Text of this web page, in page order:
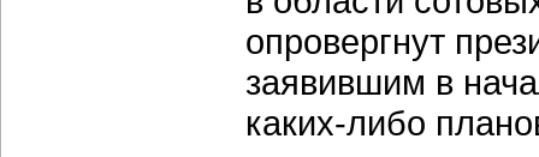
опровергнут
заявившим в
каких-либо